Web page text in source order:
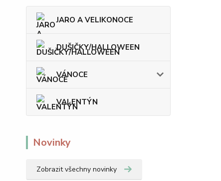
JARO A VELIKONOCE
DUŠIČKY/HALLOWEEN
VÁNOCE
VALENTÝN
Novinky
Zobrazit všechny novinky